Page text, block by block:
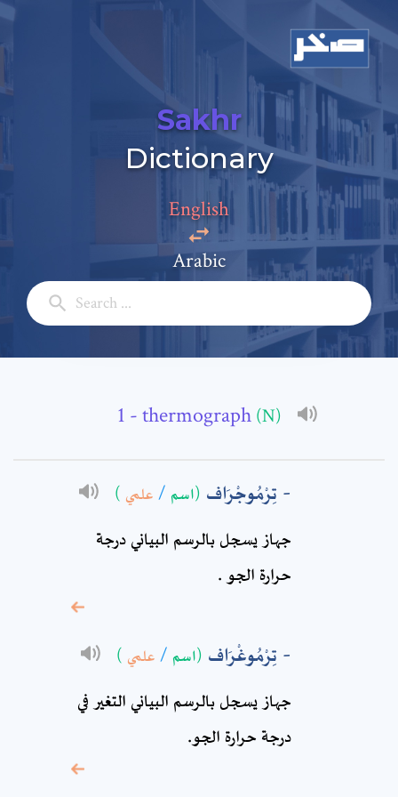
Sakhr
Dictionary
English
Arabic
- thermograph (N)
تِرْمُوجْرَاف (اسم / علمي )
جهاز يسجل بالرسم البياني درجة
حرارة الجو .
تِرْمُوغْرَاف (اسم / علمي )
جهاز يسجل بالرسم البياني التغير في
درجة حرارة الجو.
Add a comment
Email: *
Full Name: *
Subject: *
Comment: *
* sign, it means are
required fields